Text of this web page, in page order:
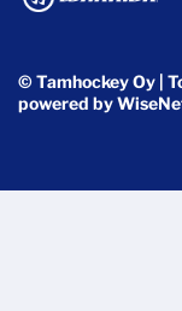
© Tamhockey Oy |
powered by